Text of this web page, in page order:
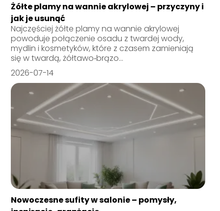
Żółte plamy na wannie akrylowej – przyczyny i
jak je usunąć
Najczęściej żółte plamy na wannie akrylowej
powoduje połączenie osadu z twardej wody,
mydlin i kosmetyków, które z czasem zamieniają
się w twardą, żółtawo‑brązo...
2026-07-14
Nowoczesne sufity w salonie – pomysły,